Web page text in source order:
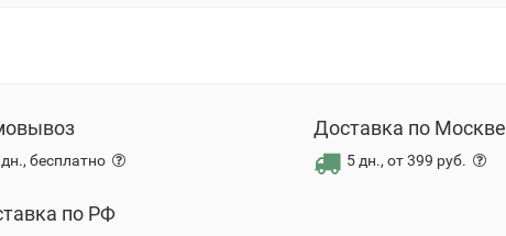
бесплатно
Доставка по Москве
5 дн., от 399 руб.
по РФ